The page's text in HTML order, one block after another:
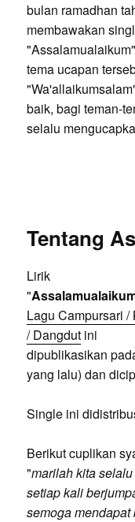
bulan ramadhan
membawakan
tema ucapan
baik, bagi teman-
selalu
Tentang
Lirik
"
Lagu Campursari /
/ Dangdutini
dipublikasikan
yang lalu) dan
Single ini
Berikut cuplikan
"marilah kita
setiap kali
semoga